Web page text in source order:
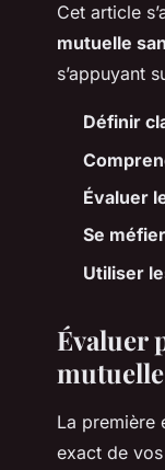
Cet article
mutuelle
s’appuyant
Définir
Évaluer
Se
Utiliser
Évaluer
La première
exact de